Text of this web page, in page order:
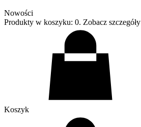
Nowości
Produkty w koszyku: 0. Zobacz szczegóły
Koszyk